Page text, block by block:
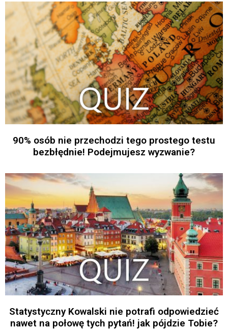
90% osób nie przechodzi tego prostego testu
bezbłędnie! Podejmujesz wyzwanie?
Statystyczny Kowalski nie potrafi odpowiedzieć
nawet na połowę tych pytań! jak pójdzie Tobie?